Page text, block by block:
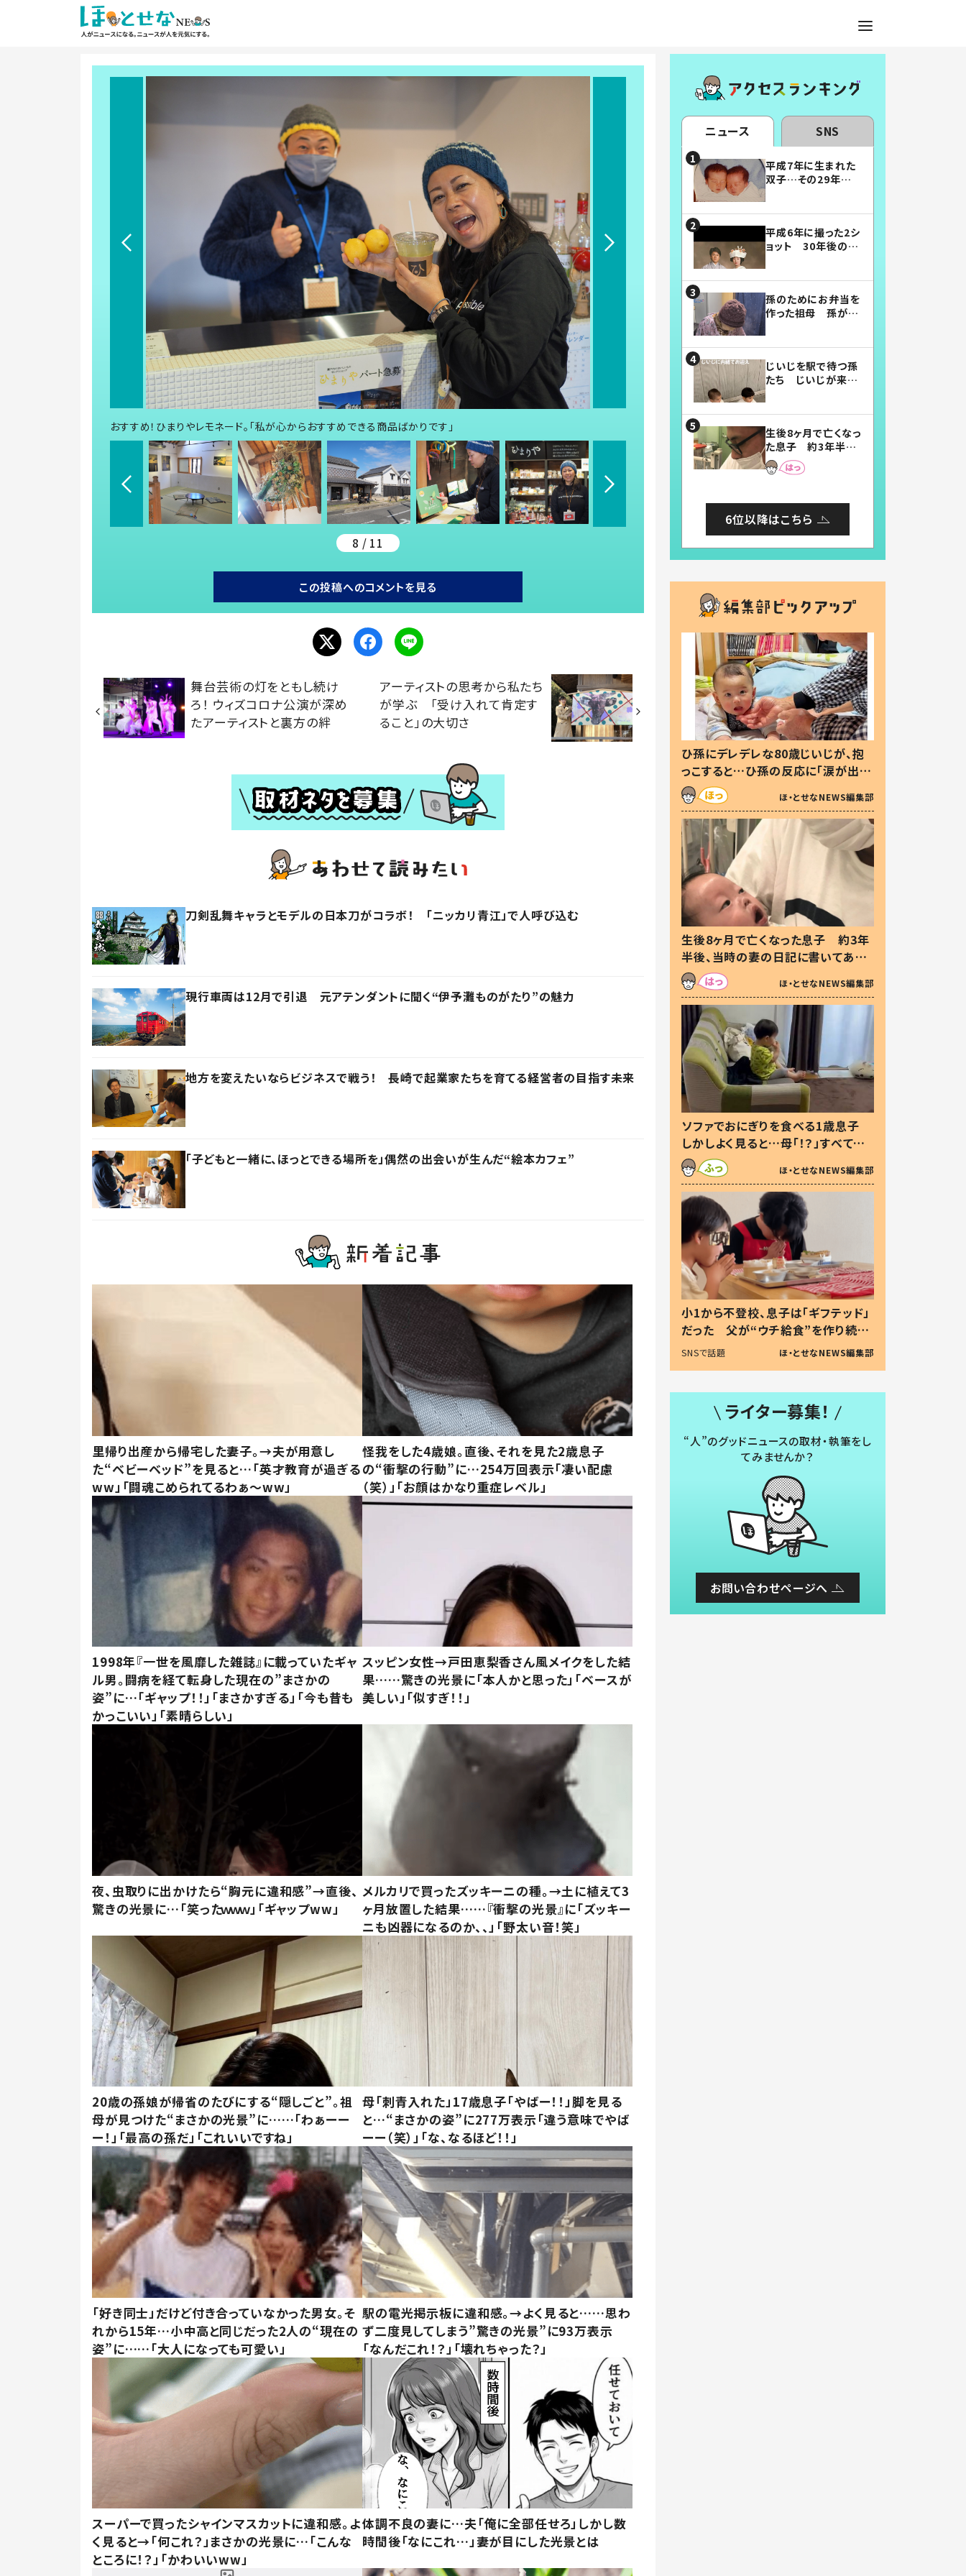
おすすめ！ひまりやレモネード。「私が心からおすすめできる商品ばかりです」
8 / 11
この投稿へのコメントを見る
舞台芸術の灯をともし続け
ろ！ ウィズコロナ公演が深め
たアーティストと裏方の絆
アーティストの思考から私たち
が学ぶ 「受け入れて肯定す
ること」の大切さ
刀剣乱舞キャラとモデルの日本刀がコラボ！ 「ニッカリ青江」で人呼び込む
現行車両は12月で引退 元アテンダントに聞く“伊予灘ものがたり”の魅力
地方を変えたいならビジネスで戦う！ 長崎で起業家たちを育てる経営者の目指す未来
「子どもと一緒に、ほっとできる場所を」偶然の出会いが生んだ“絵本カフェ”
里帰り出産から帰宅した妻子。→夫が用意し
た“ベビーベッド”を見ると…「英才教育が過ぎる
ww」「闘魂こめられてるわぁ～ww」
怪我をした4歳娘。直後、それを見た2歳息子
の“衝撃の行動”に…254万回表示「凄い配慮
（笑）」「お顔はかなり重症レベル」
1998年『一世を風靡した雑誌』に載っていたギャ
ル男。闘病を経て転身した現在の”まさかの
姿”に…「ギャップ！！」「まさかすぎる」「今も昔も
かっこいい」「素晴らしい」
スッピン女性→戸田恵梨香さん風メイクをした結
果……驚きの光景に「本人かと思った」「ベースが
美しい」「似すぎ！！」
夜、虫取りに出かけたら“胸元に違和感”→直後、
驚きの光景に…「笑ったｗｗｗ」「ギャップww」
メルカリで買ったズッキーニの種。→土に植えて3
ヶ月放置した結果……『衝撃の光景』に「ズッキー
ニも凶器になるのか、、」「野太い音！笑」
20歳の孫娘が帰省のたびにする“隠しごと”。祖
母が見つけた“まさかの光景”に……「わぁーー
ー！」「最高の孫だ」「これいいですね」
母「刺青入れた」17歳息子「やばー！！」脚を見る
と…“まさかの姿”に277万表示「違う意味でやば
ーー（笑）」「な、なるほど！！」
「好き同士」だけど付き合っていなかった男女。そ
れから15年…小中高と同じだった2人の“現在の
姿”に……「大人になっても可愛い」
駅の電光掲示板に違和感。→よく見ると……思わ
ず二度見してしまう”驚きの光景”に93万表示
「なんだこれ！？」「壊れちゃった？」
スーパーで買ったシャインマスカットに違和感。よ
く見ると→「何これ？」まさかの光景に…「こんな
ところに！？」「かわいいww」
体調不良の妻に…夫「俺に全部任せろ」しかし数
時間後「なにこれ…」妻が目にした光景とは
ニュース SNS
平成7年に生まれた
双子…その29年後
平成6年に撮った2シ
ョット 30年後の姿
孫のためにお弁当を
作った祖母 孫が絶
じいじを駅で待つ孫
たち じいじが来た
まらない」「幸せにな
れる」
生後8ヶ月で亡くなっ
た息子 約3年半
後、当時の妻の日記
に書いてあった本音
6位以降はこちら
ひ孫にデレデレな80歳じいじが、抱
っこすると…ひ孫の反応に「涙が出ま
した」「可愛くて仕方ない」
ほ・とせなNEWS編集部
生後8ヶ月で亡くなった息子 約3年
半後、当時の妻の日記に書いてあっ
た本音とは
ほ・とせなNEWS編集部
ソファでおにぎりを食べる1歳息子
しかしよく見ると…母「！？」すべてを
察した母の投稿に「可愛いから許
す！」「現行犯〜」
ほ・とせなNEWS編集部
小1から不登校、息子は「ギフテッド」
だった 父が“ウチ給食”を作り続け
る理由とは #令和の親 #令和の子
SNSで話題 ほ・とせなNEWS編集部
ライター募集！
“人”のグッドニュースの取材・執筆をし
てみませんか？
お問い合わせページへ